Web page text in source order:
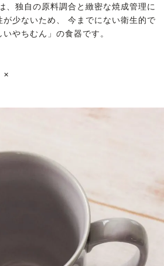
、独自の原料調合と緻密な焼成管理に
が少ないため、 今までにない衛生的で
やちむん」の食器です。
×